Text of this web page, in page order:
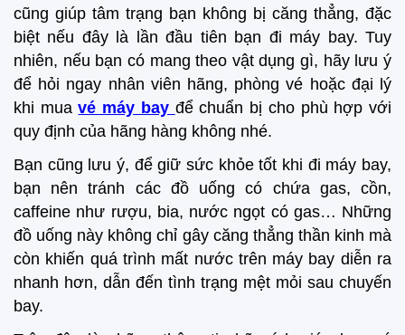
cũng giúp tâm trạng bạn không bị căng thẳng, đặc
biệt nếu đây là lần đầu tiên bạn đi máy bay. Tuy
nhiên, nếu bạn có mang theo vật dụng gì, hãy lưu ý
để hỏi ngay nhân viên hãng, phòng vé hoặc đại lý
khi muavé máy bay để chuẩn bị cho phù hợp với
quy định của hãng hàng không nhé.
Bạn cũng lưu ý, để giữ sức khỏe tốt khi đi máy bay,
bạn nên tránh các đồ uống có chứa gas, cồn,
caffeine như rượu, bia, nước ngọt có gas… Những
đồ uống này không chỉ gây căng thẳng thần kinh mà
còn khiến quá trình mất nước trên máy bay diễn ra
nhanh hơn, dẫn đến tình trạng mệt mỏi sau chuyến
bay.